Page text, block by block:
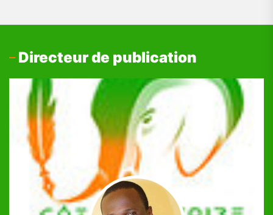
Directeur de publication